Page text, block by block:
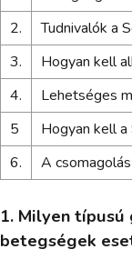
2.
Tudnivalók a
3.
Hogyan kell
4.
Lehetséges
5
Hogyan kell
6.
A
1. Milyen típusú
betegségek